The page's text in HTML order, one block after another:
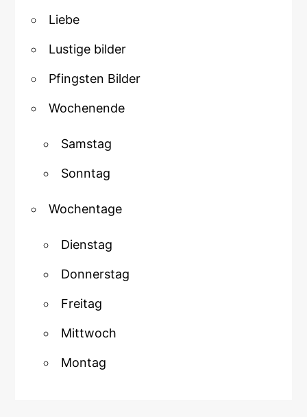
Liebe
Lustige bilder
Pfingsten Bilder
Wochenende
Samstag
Sonntag
Wochentage
Dienstag
Donnerstag
Freitag
Mittwoch
Montag